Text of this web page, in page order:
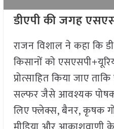
डीएपी की जगह
राजन विशाल ने कहा कि
किसानों को
प्रोत्साहित किया जाए
सल्फर जैसे आवश्यक
लिए फ्लेक्स, बैनर, कृषक